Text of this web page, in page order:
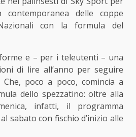
delle coppe
con la formula del
e – per i teleutenti – una
di lire all’anno per seguire
poco a poco, comincia a
dello spezzatino: oltre alla
infatti, il programma
sabato con fischio d’inizio alle